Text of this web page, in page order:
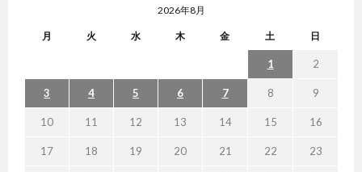
2026年8月
月 火 水 木 金 土 日
1 2
3 4 5 6 7 8 9
10 11 12 13 14 15 16
17 18 19 20 21 22 23